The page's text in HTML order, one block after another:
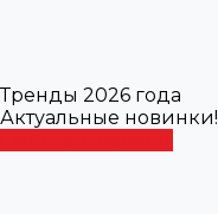
Тренды 2026 года
Актуальные новинки!